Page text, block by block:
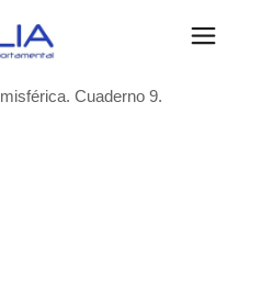
Cuaderno 9.